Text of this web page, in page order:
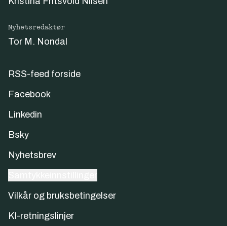
Nyhetsredaktør
Tor M. Nondal
RSS-feed forside
Facebook
Linkedin
Bsky
Nyhetsbrev
Vilkår og bruksbetingelser
KI-retningslinjer